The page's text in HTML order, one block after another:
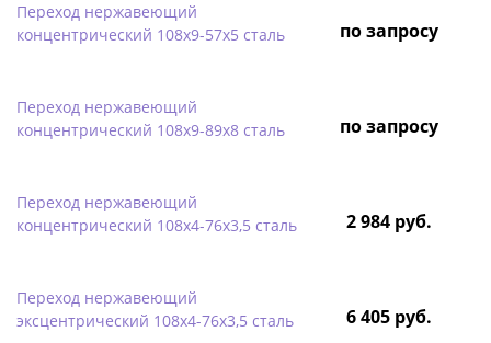
Переход нержавеющий
концентрический 108х9-57х5 сталь
по запросу
Переход нержавеющий
концентрический 108х9-89х8 сталь
по запросу
Переход нержавеющий
концентрический 108х4-76х3,5 сталь
2 984 руб.
Переход нержавеющий
эксцентрический 108х4-76х3,5 сталь
6 405 руб.